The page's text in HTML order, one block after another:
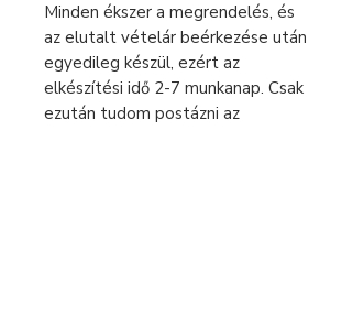
Minden ékszer a megrendelés, és
az elutalt vételár beérkezése után
egyedileg készül, ezért az
elkészítési idő 2-7 munkanap. Csak
ezután tudom postázni az